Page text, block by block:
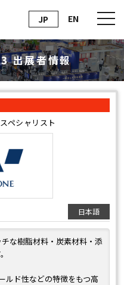
JP EN
出展者情報
ペシャリスト
日本語
な樹脂材料・炭素材料・添
ルド性などの特徴をもつ高